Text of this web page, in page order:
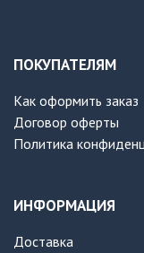
ПОКУПАТЕЛЯМ
Как оформить заказ
Договор оферты
Политика
ИНФОРМАЦИЯ
Доставка